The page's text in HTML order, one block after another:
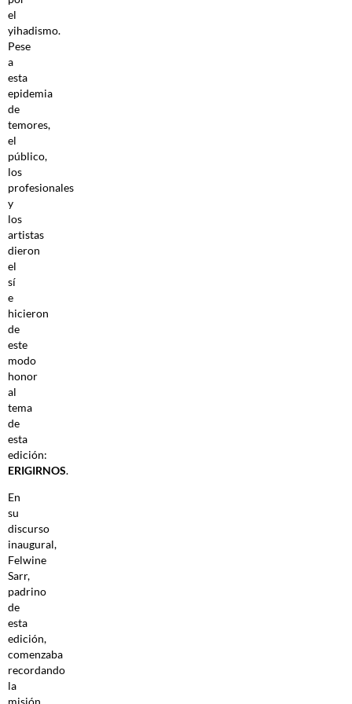
el
yihadismo.
Pese
a
esta
epidemia
de
temores,
el
público,
los
profesionales
y
los
artistas
dieron
el
sí
e
hicieron
de
este
modo
honor
al
tema
de
esta
edición:
ERIGIRNOS.
En
su
discurso
inaugural,
Felwine
Sarr,
padrino
de
esta
edición,
comenzaba
recordando
la
misión